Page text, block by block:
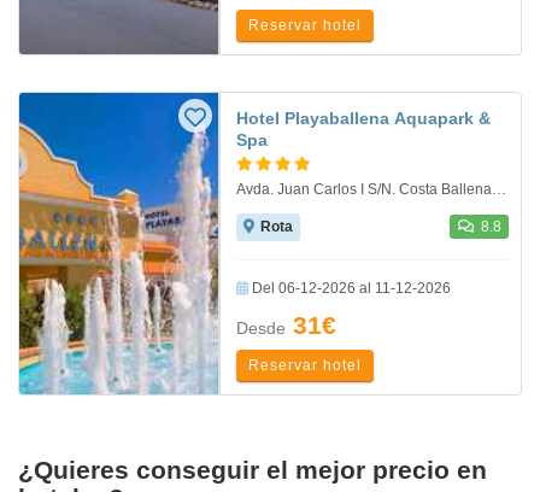
Reservar hotel
Hotel Playaballena Aquapark &
Spa
Avda. Juan Carlos I S/N. Costa Ballena, Rota
Rota 8.8
Del 06-12-2026 al 11-12-2026
Desde 31€
Reservar hotel
¿Quieres conseguir el mejor precio en